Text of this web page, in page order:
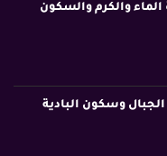
الماء والكرم والسكون
الجبال وسكون البادية